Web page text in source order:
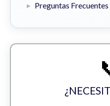
Preguntas Frecuentes